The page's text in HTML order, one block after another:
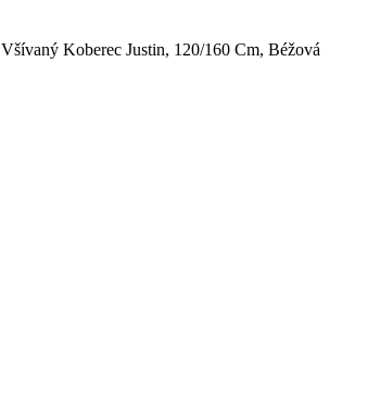
Všívaný Koberec Justin, 120/160 Cm, Béžová